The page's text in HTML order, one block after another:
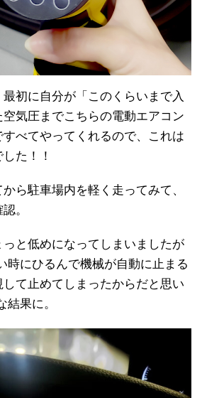
初に自分が「このくらいまで入
気圧までこちらの電動エアコン
べてやってくれるので、これは
た！！
ら駐車場内を軽く走ってみて、
。
っと低めになってしまいましたが
時にひるんで機械が自動に止まる
て止めてしまったからだと思い
結果に。